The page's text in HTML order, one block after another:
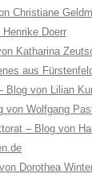
Christiane
Doerr
Katharina
aus
Blog von Lilian
Wolfgang
– Blog von
Dorothea